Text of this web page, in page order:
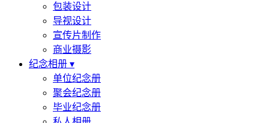
包装设计
导视设计
宣传片制作
商业摄影
纪念相册 ▾
单位纪念册
聚会纪念册
毕业纪念册